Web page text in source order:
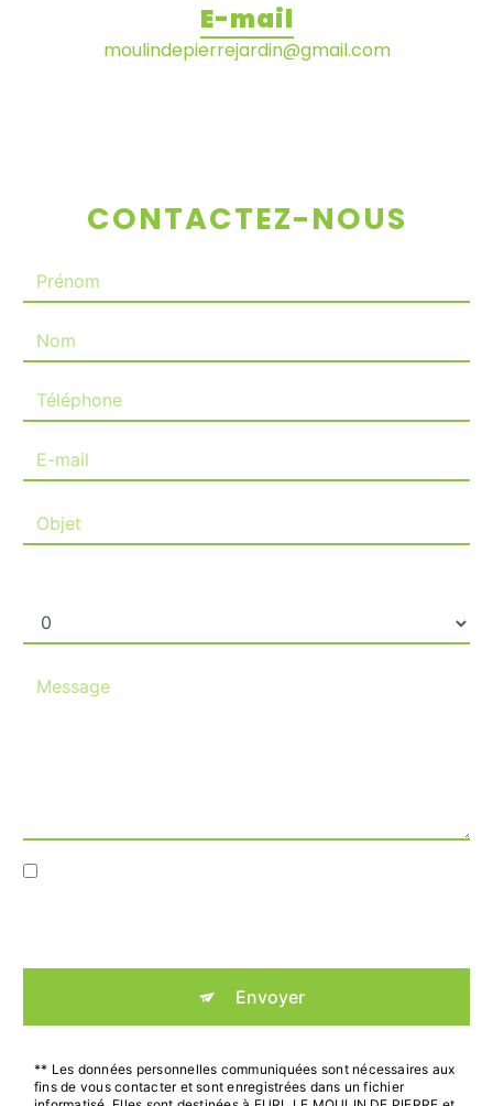
E-mail
moulindepierrejardin@gmail.com
CONTACTEZ-NOUS
Envoyer
** Les données personnelles communiquées sont nécessaires aux
fins de vous contacter et sont enregistrées dans un fichier